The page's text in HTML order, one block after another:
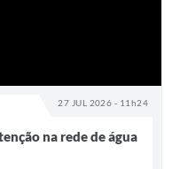
27 JUL 2026 - 11h24
na rede de água